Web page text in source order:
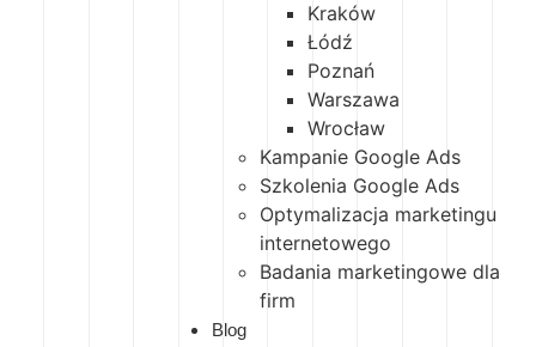
Kraków
Łódź
Poznań
Warszawa
Wrocław
Kampanie Google Ads
Szkolenia Google Ads
Optymalizacja marketingu
internetowego
Badania marketingowe dla
firm
Blog